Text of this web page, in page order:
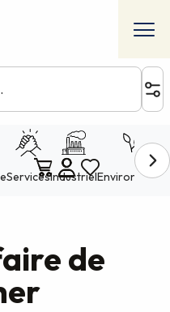
le Finistère Carhaix
de